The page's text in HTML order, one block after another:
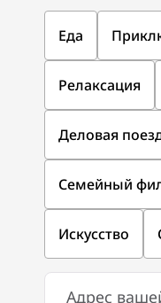
Еда
Релаксация
Деловая
Семейный
Искусство